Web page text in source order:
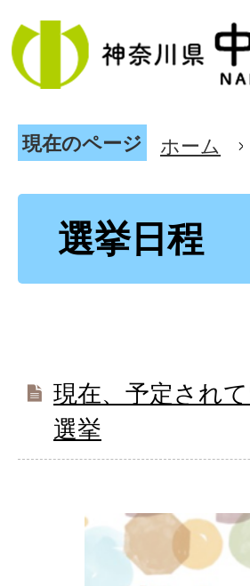
現在のページ ホーム
選挙日程
現在、予定され
選挙
1